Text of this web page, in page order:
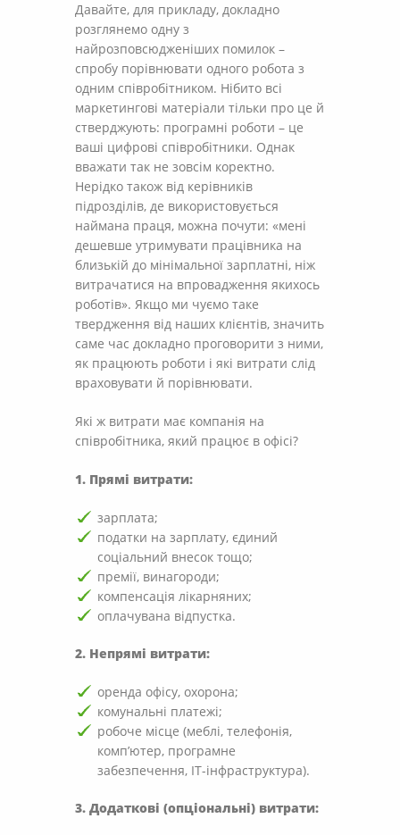
Давайте, для прикладу, докладно
розглянемо одну з
найрозповсюдженіших помилок –
спробу порівнювати одного робота з
одним співробітником. Нібито всі
маркетингові матеріали тільки про це й
стверджують: програмні роботи – це
ваші цифрові співробітники. Однак
вважати так не зовсім коректно.
Нерідко також від керівників
підрозділів, де використовується
наймана праця, можна почути: «мені
дешевше утримувати працівника на
близькій до мінімальної зарплатні, ніж
витрачатися на впровадження якихось
роботів». Якщо ми чуємо таке
твердження від наших клієнтів, значить
саме час докладно проговорити з ними,
як працюють роботи і які витрати слід
враховувати й порівнювати.
Які ж витрати має компанія на
співробітника, який працює в офісі?
1. Прямі витрати:
зарплата;
податки на зарплату, єдиний
соціальний внесок тощо;
премії, винагороди;
компенсація лікарняних;
оплачувана відпустка.
2. Непрямі витрати:
оренда офісу, охорона;
комунальні платежі;
робоче місце (меблі, телефонія,
комп’ютер, програмне
забезпечення, ІТ-інфраструктура).
3. Додаткові (опціональні) витрати: